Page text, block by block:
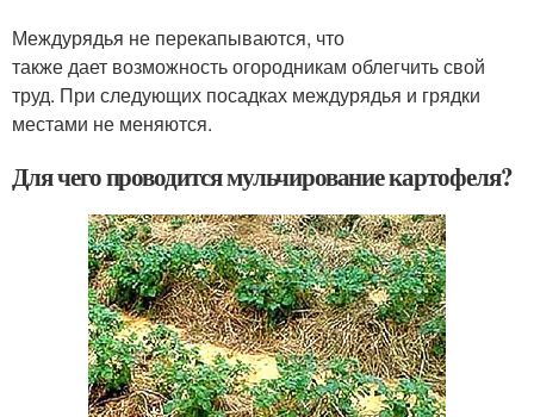
Междурядья не перекапываются, что
также дает возможность огородникам облегчить свой
труд. При следующих посадках междурядья и грядки
местами не меняются.
Для чего проводится мульчирование картофеля?